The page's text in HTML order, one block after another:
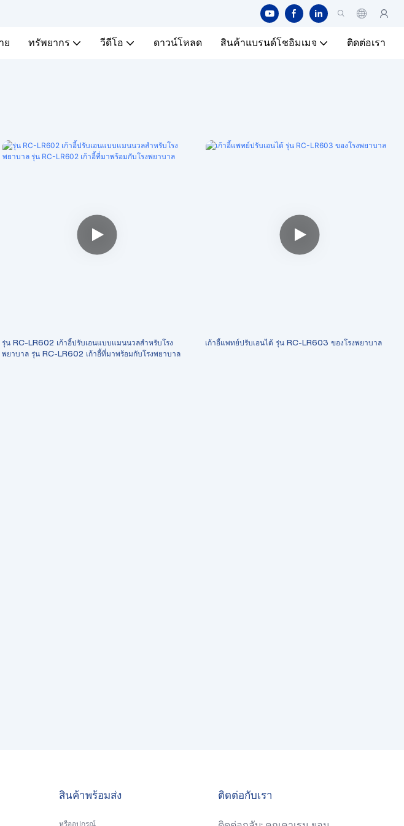
ย ทรัพยากร วีดีโอ ดาวน์โหลด สินค้าแบรนด์โชอิมเมจ ติดต่อเรา
รุ่น RC-LR602 เก้าอี้ปรับเอนแบบแมนนวลสำหรับโรง
พยาบาล รุ่น RC-LR602 เก้าอี้ที่มาพร้อมกับโรงพยาบาล
เก้าอี้แพทย์ปรับเอนได้ รุ่น RC-LR603 ของโรงพยาบาล
สินค้าพร้อมส่ง
หรืออุปกรณ์
ติดต่อกับเรา